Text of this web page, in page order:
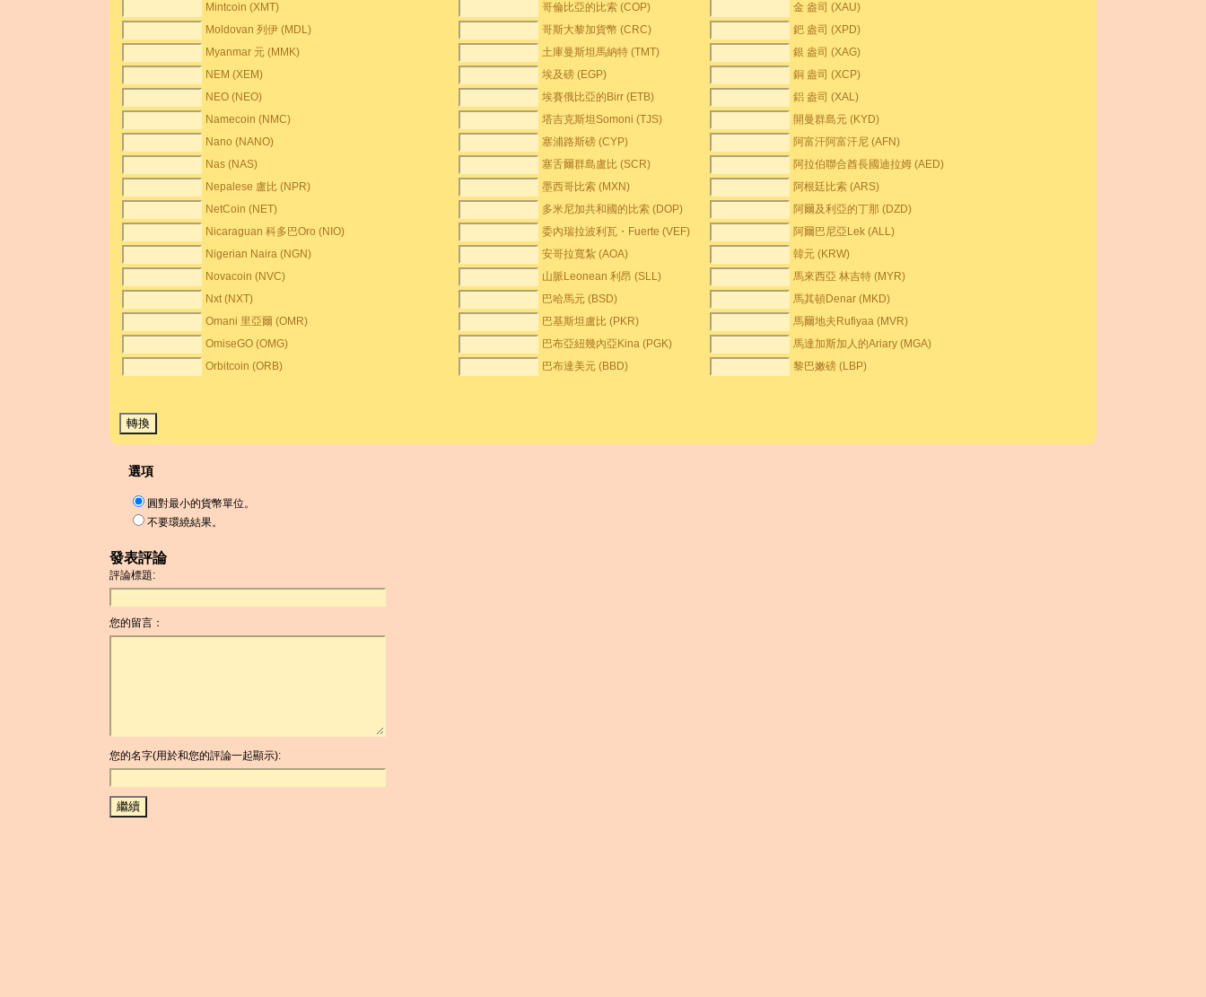
Mintcoin (XMT)
哥倫比亞的比索 (COP)
金 盎司 (XAU)
Moldovan 列伊 (MDL)
哥斯大黎加貨幣 (CRC)
鈀 盎司 (XPD)
Myanmar 元 (MMK)
土庫曼斯坦馬納特 (TMT)
銀 盎司 (XAG)
NEM (XEM)
埃及磅 (EGP)
銅 盎司 (XCP)
NEO (NEO)
埃賽俄比亞的Birr (ETB)
鋁 盎司 (XAL)
Namecoin (NMC)
塔吉克斯坦Somoni (TJS)
開曼群島元 (KYD)
Nano (NANO)
塞浦路斯磅 (CYP)
阿富汗阿富汗尼 (AFN)
Nas (NAS)
塞舌爾群島盧比 (SCR)
阿拉伯聯合酋長國迪拉姆 (AED)
Nepalese 盧比 (NPR)
墨西哥比索 (MXN)
阿根廷比索 (ARS)
NetCoin (NET)
多米尼加共和國的比索 (DOP)
阿爾及利亞的丁那 (DZD)
Nicaraguan 科多巴Oro (NIO)
委內瑞拉波利瓦・Fuerte (VEF)
阿爾巴尼亞Lek (ALL)
Nigerian Naira (NGN)
安哥拉寬紮 (AOA)
韓元 (KRW)
Novacoin (NVC)
山脈Leonean 利昂 (SLL)
馬來西亞 林吉特 (MYR)
Nxt (NXT)
巴哈馬元 (BSD)
馬其頓Denar (MKD)
Omani 里亞爾 (OMR)
巴基斯坦盧比 (PKR)
馬爾地夫Rufiyaa (MVR)
OmiseGO (OMG)
巴布亞紐幾內亞Kina (PGK)
馬達加斯加人的Ariary (MGA)
Orbitcoin (ORB)
巴布達美元 (BBD) 黎巴嫩磅 (LBP)
選項
圓對最小的貨幣單位。
不要環繞結果。
發表評論
評論標題:
您的留言：
您的名字(用於和您的評論一起顯示):